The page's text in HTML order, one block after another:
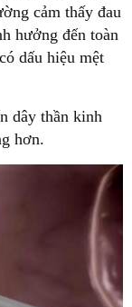
cảm thấy đau
hưởng đến toàn
dấu hiệu mệt
dây thần kinh
hơn.